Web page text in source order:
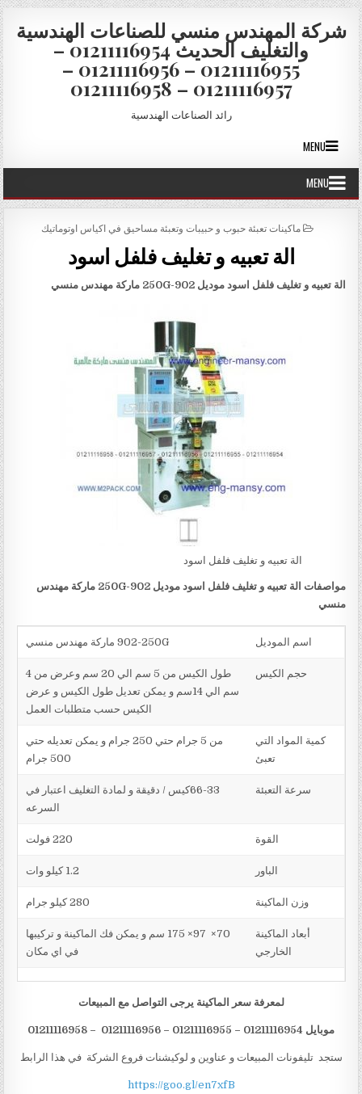
Skip to content
شركة المهندس منسي للصناعات الهندسية
والتغليف الحديث 01211116954 –
01211116955 – 01211116956 –
01211116957 – 01211116958
رائد الصناعات الهندسية
MENU
MENU
POSTED IN
ماكينات تعبئة حبوب و حبيبات وتعبئة مساحيق في اكياس اوتوماتيك
الة تعبيه و تغليف فلفل اسود
الة تعبيه و تغليف فلفل اسود موديل902-250G ماركة مهندس منسي
الة تعبيه و تغليف فلفل اسود
مواصفات الة تعبيه و تغليف فلفل اسودموديل902-250G
ماركة مهندس
منسي
اسم الموديل 902-250G ماركة مهندس منسي
حجم الكيس
طول الكيس من 5 سم الي 20 سم وعرض من 4
سم الي 14سم و يمكن تعديل طول الكيس و عرض
الكيس حسب متطلبات العمل
كمية المواد التي
تعبئ
من 5 جرام حتي 250 جرام و يمكن تعديله حتي
500 جرام
سرعة التعبئة
66-33كيس / دقيقة و لمادة التغليف اعتبار في
السرعه
القوة
الباور 1.2 كيلو وات
وزن الماكينة
أبعاد الماكينة
الخارجي
70× 97× 175 سم و يمكن فك الماكينة و تركيبها
في اي مكان
لمعرفة سعر الماكينة يرجى التواصل مع المبيعات
موبايل 01211 116954 – 01211116955 – 01211116956 – 01211116958
ستجد تليفونات المبيعات و عناوين و لوكيشنات فروع الشركة في هذا الرابط
https://goo.gl/en7xfB